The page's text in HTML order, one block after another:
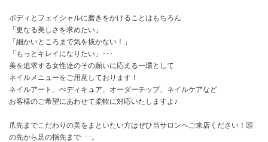
お問い合わせ
ボディとフェイシャルに磨きをかけることはもちろん
「更なる美しさを求めたい」
「細かいところまで気を抜かない！」
「もっとキレイになりたい」･･･
美を追求する女性達のその願いに応える一環として
ネイルメニューをご用意しております！
ネイルアート、ぺディキュア、オーダーチップ、ネイルケアなど
お客様のご希望にあわせて柔軟に対応いたしますよ♪
爪先までこだわりの美をまといたい方はぜひ当サロンへご来店ください！頭
の先から足の指先まで･･･。